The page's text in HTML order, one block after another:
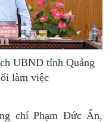
UBND tỉnh Quảng
làm việc
chí Phạm Đức Ấn,